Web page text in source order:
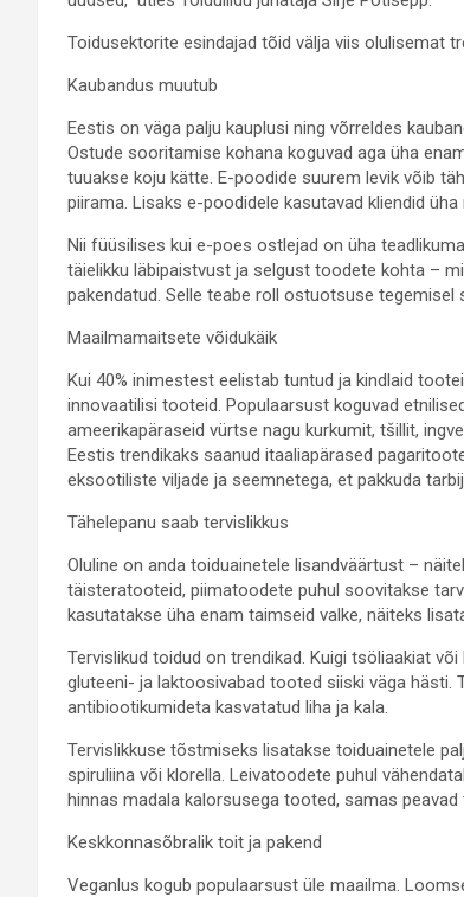
Toidusektorite esindajad tõid välja viis olulisemat
Kaubandus muutub
Eestis on väga palju kauplusi ning võrreldes
Ostude sooritamise kohana koguvad aga üha
tuuakse koju kätte. E-poodide suurem levik võib
piirama. Lisaks e-poodidele kasutavad kliendid
Nii füüsilises kui e-poes ostlejad on üha
täielikku läbipaistvust ja selgust toodete kohta –
pakendatud. Selle teabe roll ostuotsuse tegemisel
Maailmamaitsete võidukäik
Kui 40% inimestest eelistab tuntud ja kindlaid
innovaatilisi tooteid. Populaarsust koguvad
ameerikapäraseid vürtse nagu kurkumit, tšillit,
Eestis trendikaks saanud itaaliapärased
eksootiliste viljade ja seemnetega, et pakkuda
Tähelepanu saab tervislikkus
Oluline on anda toiduainetele lisandväärtust –
täisteratooteid, piimatoodete puhul soovitakse
kasutatakse üha enam taimseid valke, näiteks
Tervislikud toidud on trendikad. Kuigi tsöliaakiat
gluteeni- ja laktoosivabad tooted siiski väga hästi.
antibiootikumideta kasvatatud liha ja kala.
Tervislikkuse tõstmiseks lisatakse toiduainetele
spiruliina või klorella. Leivatoodete puhul
hinnas madala kalorsusega tooted, samas
Keskkonnasõbralik toit ja pakend
Veganlus kogub populaarsust üle maailma.